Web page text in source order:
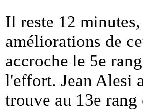
Il reste 12 minutes,
améliorations de
accroche le 5e
l'effort. Jean Alesi
trouve au 13e